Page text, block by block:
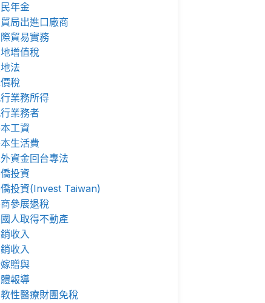
年金
局出進口廠商
貿易實務
增值稅
法
稅
業務所得
業務者
工資
生活費
資金回台專法
投資
投資(Invest Taiwan)
參展退稅
人取得不動產
收入
收入
贈與
報導
性醫療財團免稅